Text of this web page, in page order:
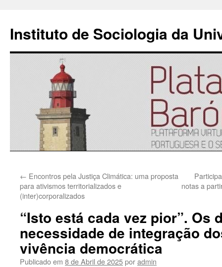
Instituto de Sociologia da
para
conteúdo
← Encontros pela Justiça Climática: uma proposta
para ativismos territorializados e
(inter)corporalizados
notas a
“Isto está cada vez pior”. Os
necessidade de integração
vivência democrática
Publicado em 8 de Abril de 2025poradmin